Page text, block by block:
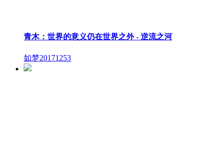
青木：世界的意义仍在世界之外 - 逆流之河
如梦20171253